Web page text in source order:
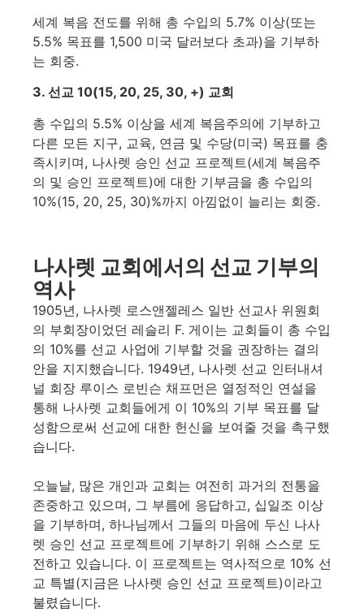
세계 복음 전도를 위해 총 수입의 5.7% 이상(또는
5.5% 목표를 1,500 미국 달러보다 초과)을 기부하
는 회중.
3. 선교 10(15, 20, 25, 30, +) 교회
총 수입의 5.5% 이상을 세계 복음주의에 기부하고
다른 모든 지구, 교육, 연금 및 수당(미국) 목표를 충
족시키며, 나사렛 승인 선교 프로젝트(세계 복음주
의 및 승인 프로젝트)에 대한 기부금을 총 수입의
10%(15, 20, 25, 30)%까지 아낌없이 늘리는 회중.
나사렛 교회에서의 선교 기부의
역사
1905년, 나사렛 로스앤젤레스 일반 선교사 위원회
의 부회장이었던 레슬리 F. 게이는 교회들이 총 수입
의 10%를 선교 사업에 기부할 것을 권장하는 결의
안을 지지했습니다. 1949년, 나사렛 선교 인터내셔
널 회장 루이스 로빈슨 채프먼은 열정적인 연설을
통해 나사렛 교회들에게 이 10%의 기부 목표를 달
성함으로써 선교에 대한 헌신을 보여줄 것을 촉구했
습니다.
오늘날, 많은 개인과 교회는 여전히 과거의 전통을
존중하고 있으며, 그 부름에 응답하고, 십일조 이상
을 기부하며, 하나님께서 그들의 마음에 두신 나사
렛 승인 선교 프로젝트에 기부하기 위해 스스로 도
전하고 있습니다. 이 프로젝트는 역사적으로 10% 선
교 특별(지금은 나사렛 승인 선교 프로젝트)이라고
불렸습니다.